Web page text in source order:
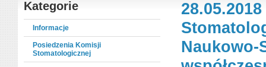
Kategorie
Informacje
Posiedzenia Komisji
Stomatologicznej
Naukowo-